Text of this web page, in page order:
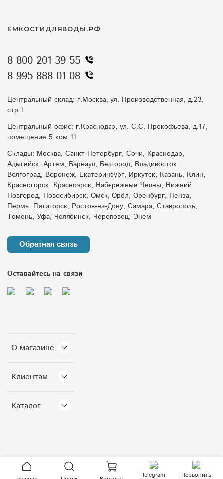
О магазине
Клиентам
Каталог
ЁМКОСТИДЛЯВОДЫ.РФ
8 800 201 39 55
8 995 888 01 08
Центральный склад: г.Москва, ул. Производственная, д.23,
стр.1
Центральный офис: г.Краснодар, ул. С.С. Прокофьева, д.17,
помещение 5 ком 11
Склады: Москва, Санкт-Петербург, Сочи, Краснодар,
Адыгейск, Артем, Барнаул, Белгород, Владивосток,
Волгоград, Воронеж, Екатеринбург, Иркутск, Казань, Клин,
Красногорск, Красноярск, Набережные Челны, Нижний
Новгород, Новосибирск, Омск, Орёл, Оренбург, Пенза,
Пермь, Пятигорск, Ростов-на-Дону, Самара, Ставрополь,
Тюмень, Уфа, Челябинск, Череповец, Энем
Обратная связь
Оставайтесь на связи
Telegram Позвонить